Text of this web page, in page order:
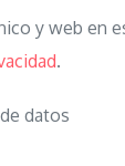
y web en
.
datos